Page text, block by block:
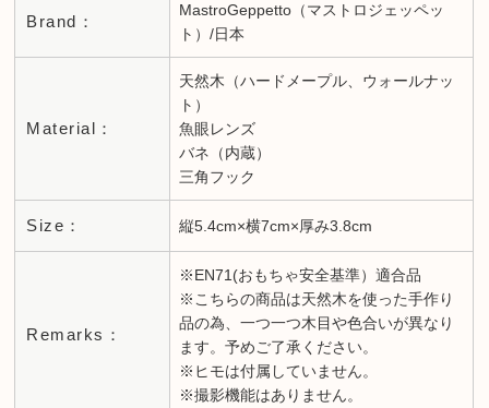
Brand：
MastroGeppetto（マストロジェッペッ
ト）/日本
Material：
天然木（ハードメープル、ウォールナッ
ト）
魚眼レンズ
バネ（内蔵）
三角フック
Size： 縦5.4cm×横7cm×厚み3.8cm
Remarks：
※EN71(おもちゃ安全基準）適合品
※こちらの商品は天然木を使った手作り
品の為、一つ一つ木目や色合いが異なり
ます。予めご了承ください。
※ヒモは付属していません。
※撮影機能はありません。